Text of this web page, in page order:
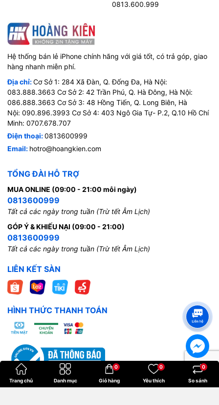
0813.600.999
Hệ thống bán lẻ iPhone chính hãng với giá tốt, có trả góp, giao
hàng nhanh miễn phí.
Địa chỉ:Cơ Sở 1: 284 Xã Đàn, Q. Đống Đa, Hà Nội:
083.888.3663 Cơ Sở 2: 42 Trần Phú, Q. Hà Đông, Hà Nội:
086.888.3663 Cơ Sở 3: 48 Hồng Tiến, Q. Long Biên, Hà
Nội: 090.896.3993 Cơ Sở 4: 403 Ngô Gia Tự- P.2, Q.10 Hồ Chí
Minh: 0707.678.707
Điện thoại:0813600999
Email: hotro@hoangkien.com
TỔNG ĐÀI HỖ TRỢ
MUA ONLINE (09:00 - 21:00 mỗi ngày)
0813600999
Tất cả các ngày trong tuần (Trừ tết Âm Lịch)
GÓP Ý & KHIẾU NẠI (09:00 - 21:00)
0813600999
Tất cả các ngày trong tuần (Trừ tết Âm Lịch)
LIÊN KẾT SÀN
HÌNH THỨC THANH TOÁN
Trang chủ Danh mục Giỏ hàng
0
Yêu thích
0
So sánh
0